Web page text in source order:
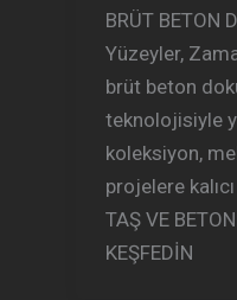
BRÜT BETON
Yüzeyler,
brüt beton
teknolojisiyle
koleksiyon,
projelere
TAŞ VE
KEŞFEDİN